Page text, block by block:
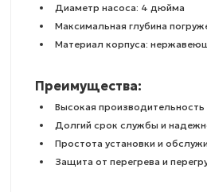
Диаметр насоса: 4 дюйма
Максимальная глубина
Материал корпуса:
Преимущества:
Высокая
Долгий срок службы и
Простота установки и
Защита от перегрева и